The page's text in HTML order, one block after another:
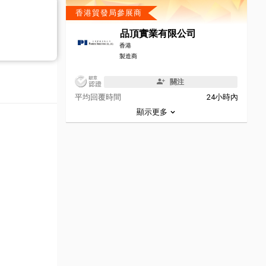
香港貿發局參展商
品頂實業有限公司
香港
製造商
關注
平均回覆時間
24小時內
顯示更多